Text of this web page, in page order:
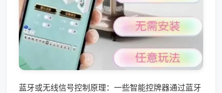
蓝牙或无线信号控制原理：一些智能控牌器通过蓝牙